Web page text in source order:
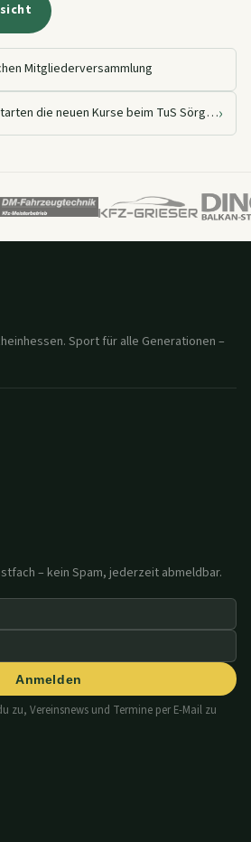
Mitgliederversammlung
Nach den Osterferien starten die neuen Kurse beim TuS Sörgenloch›
Sport für alle Generationen –
– kein Spam, jederzeit abmeldbar.
Anmelden
zu, Vereinsnews und Termine per E-Mail zu